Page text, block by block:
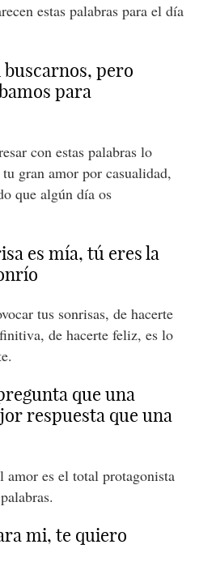
estas palabras para el día
pero
para
con estas palabras lo
gran amor por casualidad,
que algún día os
es mía, tú eres la
tus sonrisas, de hacerte
de hacerte feliz, es lo
que una
respuesta que una
amor es el total protagonista
mi, te quiero